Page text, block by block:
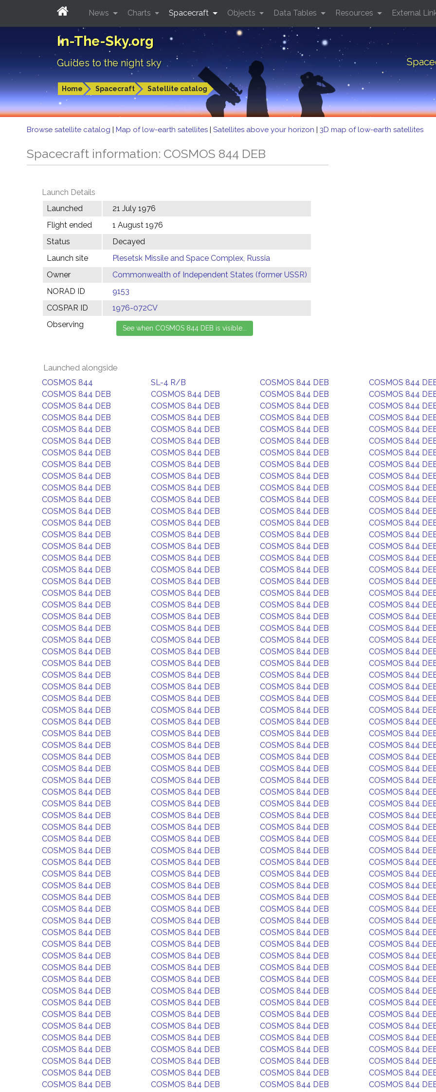
In-The-Sky.org
Guides to the night sky
Home Spacecraft Satellite catalog
News Charts Spacecraft Objects Data Tables Resources External
Browse satellite catalog | Map of low-earth satellites | Satellites above your horizon | 3D map of low-earth satellites
Spacecraft information: COSMOS 844 DEB
Launch Details
Launched
21 July 1976
Flight ended
1 August 1976
Status
Decayed
Launch site
Plesetsk Missile and Space Complex, Russia
Owner
Commonwealth of Independent States (former USSR)
NORAD ID
9153
COSPAR ID
1976-072CV
Observing
Launched alongside
COSMOS 844 SL-4 R/B COSMOS 844 DEB
COSMOS 844
COSMOS 844 DEB
COSMOS 844 DEB COSMOS 844 DEB
COSMOS 844
COSMOS 844 DEB
COSMOS 844 DEB COSMOS 844 DEB
COSMOS 844
COSMOS 844 DEB
COSMOS 844 DEB COSMOS 844 DEB
COSMOS 844
COSMOS 844 DEB
COSMOS 844 DEB COSMOS 844 DEB
COSMOS 844
COSMOS 844 DEB
COSMOS 844 DEB COSMOS 844 DEB
COSMOS 844
COSMOS 844 DEB
COSMOS 844 DEB COSMOS 844 DEB
COSMOS 844
COSMOS 844 DEB
COSMOS 844 DEB COSMOS 844 DEB
COSMOS 844
COSMOS 844 DEB
COSMOS 844 DEB COSMOS 844 DEB
COSMOS 844
COSMOS 844 DEB
COSMOS 844 DEB COSMOS 844 DEB
COSMOS 844
COSMOS 844 DEB
COSMOS 844 DEB COSMOS 844 DEB
COSMOS 844
COSMOS 844 DEB
COSMOS 844 DEB COSMOS 844 DEB
COSMOS 844
COSMOS 844 DEB
COSMOS 844 DEB COSMOS 844 DEB
COSMOS 844
COSMOS 844 DEB
COSMOS 844 DEB COSMOS 844 DEB
COSMOS 844
COSMOS 844 DEB
COSMOS 844 DEB COSMOS 844 DEB
COSMOS 844
COSMOS 844 DEB
COSMOS 844 DEB COSMOS 844 DEB
COSMOS 844
COSMOS 844 DEB
COSMOS 844 DEB COSMOS 844 DEB
COSMOS 844
COSMOS 844 DEB
COSMOS 844 DEB COSMOS 844 DEB
COSMOS 844
COSMOS 844 DEB
COSMOS 844 DEB COSMOS 844 DEB
COSMOS 844
COSMOS 844 DEB
COSMOS 844 DEB COSMOS 844 DEB
COSMOS 844
COSMOS 844 DEB
COSMOS 844 DEB COSMOS 844 DEB
COSMOS 844
COSMOS 844 DEB
COSMOS 844 DEB COSMOS 844 DEB
COSMOS 844
COSMOS 844 DEB
COSMOS 844 DEB COSMOS 844 DEB
COSMOS 844
COSMOS 844 DEB
COSMOS 844 DEB COSMOS 844 DEB
COSMOS 844
COSMOS 844 DEB
COSMOS 844 DEB COSMOS 844 DEB
COSMOS 844
COSMOS 844 DEB
COSMOS 844 DEB COSMOS 844 DEB
COSMOS 844
COSMOS 844 DEB
COSMOS 844 DEB COSMOS 844 DEB
COSMOS 844
COSMOS 844 DEB
COSMOS 844 DEB COSMOS 844 DEB
COSMOS 844
COSMOS 844 DEB
COSMOS 844 DEB COSMOS 844 DEB
COSMOS 844
COSMOS 844 DEB
COSMOS 844 DEB COSMOS 844 DEB
COSMOS 844
COSMOS 844 DEB
COSMOS 844 DEB COSMOS 844 DEB
COSMOS 844
COSMOS 844 DEB
COSMOS 844 DEB COSMOS 844 DEB
COSMOS 844
COSMOS 844 DEB
COSMOS 844 DEB COSMOS 844 DEB
COSMOS 844
COSMOS 844 DEB
COSMOS 844 DEB COSMOS 844 DEB
COSMOS 844
COSMOS 844 DEB
COSMOS 844 DEB COSMOS 844 DEB
COSMOS 844
COSMOS 844 DEB
COSMOS 844 DEB COSMOS 844 DEB
COSMOS 844
COSMOS 844 DEB
COSMOS 844 DEB COSMOS 844 DEB
COSMOS 844
COSMOS 844 DEB
COSMOS 844 DEB COSMOS 844 DEB
COSMOS 844
COSMOS 844 DEB
COSMOS 844 DEB COSMOS 844 DEB
COSMOS 844
COSMOS 844 DEB
COSMOS 844 DEB COSMOS 844 DEB
COSMOS 844
COSMOS 844 DEB
COSMOS 844 DEB COSMOS 844 DEB
COSMOS 844
COSMOS 844 DEB
COSMOS 844 DEB COSMOS 844 DEB
COSMOS 844
COSMOS 844 DEB
COSMOS 844 DEB COSMOS 844 DEB
COSMOS 844
COSMOS 844 DEB
COSMOS 844 DEB COSMOS 844 DEB
COSMOS 844
COSMOS 844 DEB
COSMOS 844 DEB COSMOS 844 DEB
COSMOS 844
COSMOS 844 DEB
COSMOS 844 DEB COSMOS 844 DEB
COSMOS 844
COSMOS 844 DEB
COSMOS 844 DEB COSMOS 844 DEB
COSMOS 844
COSMOS 844 DEB
COSMOS 844 DEB COSMOS 844 DEB
COSMOS 844
COSMOS 844 DEB
COSMOS 844 DEB COSMOS 844 DEB
COSMOS 844
COSMOS 844 DEB
COSMOS 844 DEB COSMOS 844 DEB
COSMOS 844
COSMOS 844 DEB
COSMOS 844 DEB COSMOS 844 DEB
COSMOS 844
COSMOS 844 DEB
COSMOS 844 DEB COSMOS 844 DEB
COSMOS 844
COSMOS 844 DEB
COSMOS 844 DEB COSMOS 844 DEB
COSMOS 844
COSMOS 844 DEB
COSMOS 844 DEB COSMOS 844 DEB
COSMOS 844
COSMOS 844 DEB
COSMOS 844 DEB COSMOS 844 DEB
COSMOS 844
COSMOS 844 DEB
COSMOS 844 DEB COSMOS 844 DEB
COSMOS 844
COSMOS 844 DEB
COSMOS 844 DEB COSMOS 844 DEB
COSMOS 844
COSMOS 844 DEB
COSMOS 844 DEB COSMOS 844 DEB
COSMOS 844
COSMOS 844 DEB
COSMOS 844 DEB COSMOS 844 DEB
COSMOS 844
COSMOS 844 DEB
COSMOS 844 DEB COSMOS 844 DEB
COSMOS 844
COSMOS 844 DEB
COSMOS 844 DEB COSMOS 844 DEB
COSMOS 844